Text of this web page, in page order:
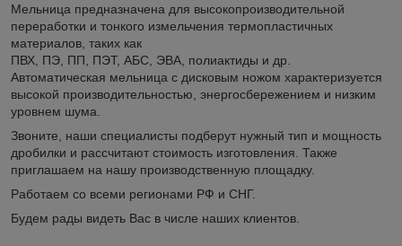
Мельница предназначена для высокопроизводительной
переработки и тонкого измельчения термопластичных
материалов, таких как
ПВХ, ПЭ, ПП, ПЭТ, АБС, ЭВА, полиактиды и др.
Автоматическая мельница с дисковым ножом характеризуется
высокой производительностью, энергосбережением и низким
уровнем шума.
Звоните, наши специалисты подберут нужный тип и мощность
дробилки и рассчитают стоимость изготовления. Также
приглашаем на нашу производственную площадку.
Работаем со всеми регионами РФ и СНГ.
Будем рады видеть Вас в числе наших клиентов.